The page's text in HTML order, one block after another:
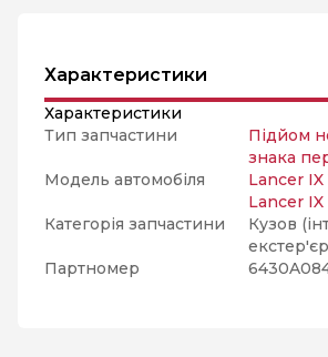
Характеристики
Характеристики
Тип запчастини
Підйом
знака
Модель автомобіля
Lancer IX
Lancer IX
Категорія запчастини
Кузов
Партномер